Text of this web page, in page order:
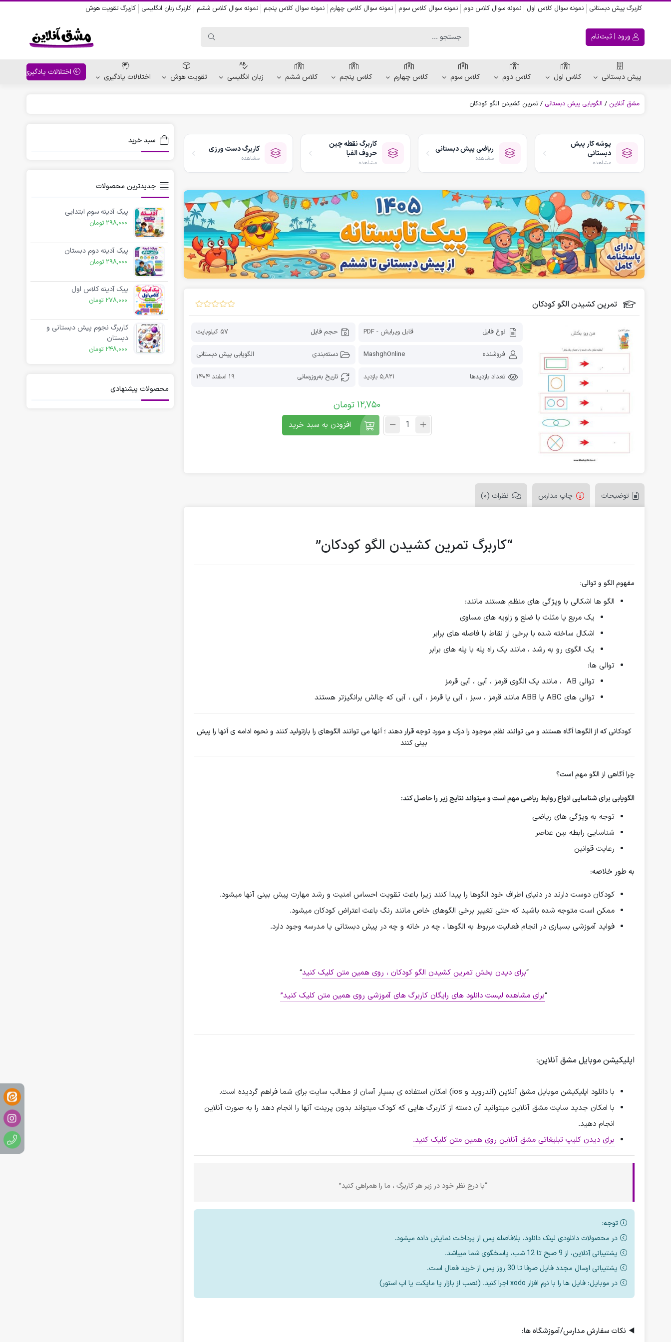
کاربرگ پیش دبستانی نمونه سوال کلاس اول نمونه سوال کلاس دوم نمونه سوال کلاس سوم نمونه سوال کلاس چهارم نمونه سوال کلاس پنجم نمونه سوال کلاس ششم کاربرگ زبان انگلیسی کاربرگ تقویت هوش
ورود | ثبت‌نام
پیش دبستانی
کاربرگ تقارن ، قرینه
الگویابی پیش دبستانی
کاربرگ نقاشی و رنگ آمیزی
کاربرگ پیش از نوشتن
کاربرگ نقطه چین حروف الفبا
کاربرگ نقاشی نشانه ها
کاربرگ مناسبت ها
پکیج های پیش دبستانی
کتاب پیش دبستانی
فلش کارت آموزشی
دانلود رایگان کاربرگ پیش دبستانی
کاربرگ هفتگی پیش دبستانی
کلاس اول کلاس دوم کلاس سوم کلاس چهارم کلاس پنجم کلاس ششم زبان انگلیسی تقویت هوش اختلالات یادگیری اختلالات یادگیری
مشق آنلاین / الگویابی پیش دبستانی /تمرین کشیدن الگو کودکان
پوشه کار پیش
دبستانی
مشاهده
ریاضی پیش دبستانی
مشاهده
کاربرگ نقطه چین
حروف الفبا
مشاهده
کاربرگ دست ورزی
مشاهده
تمرین کشیدن الگو کودکان
نوع فایل قابل ویرایش - PDF حجم فایل 57 کیلوبایت
فروشنده MashghOnline دسته‌بندی الگویابی پیش دبستانی
تعداد بازدیدها 5,821 بازدید تاریخ به‌روز‌رسانی 19 اسفند 1404
12,750 تومان
افزودن به سبد خرید
توضیحات چاپ مدارس نظرات (0)
“کاربرگ تمرین کشیدن الگو کودکان”
مفهوم الگو و توالی:
الگو ها اشکالی با ویژگی های منظم هستند مانند:
یک مربع یا مثلث با ضلع و زاویه های مساوی
اشکال ساخته شده با برخی از نقاط با فاصله های برابر
یک الگوی رو به رشد ، مانند یک راه پله با پله های برابر
توالی ها:
توالی AB ، مانند یک الگوی قرمز ، آبی ، آبی قرمز
توالی های ABC یا ABB مانند قرمز ، سبز ، آبی یا قرمز ، آبی ، آبی که چالش برانگیزتر هستند
کودکانی که از الگوها آگاه هستند و می توانند نظم موجود را درک و مورد توجه قرار دهند ؛ آنها می توانند الگوهای را بازتولید کنند و نحوه ادامه ی آنها را پیش
بینی کنند
چرا آگاهی از الگو مهم است؟
الگویابی برای شناسایی انواع روابط ریاضی مهم است و میتواند نتایج زیر را حاصل کند:
توجه به ویژگی های ریاضی
شناسایی رابطه بین عناصر
رعایت قوانین
به طور خلاصه:
کودکان دوست دارند در دنیای اطراف خود الگوها را پیدا کنند زیرا باعث تقویت احساس امنیت و رشد مهارت پیش بینی آنها میشود.
ممکن است متوجه شده باشید که حتی تغییر برخی الگوهای خاص مانند رنگ باعث اعتراض کودکان میشود.
فواید آموزشی بسیاری در انجام فعالیت مربوط به الگوها ، چه در خانه و چه در پیش دبستانی یا مدرسه وجود دارد.
“برای دیدن بخش تمرین کشیدن الگو کودکان ، روی همین متن کلیک کنید“
“برای مشاهده لیست دانلود های رایگان کاربرگ های آموزشی روی همین متن کلیک کنید”
اپلیکیشن موبایل مشق آنلاین:
با دانلود اپلیکیشن موبایل مشق آنلاین (اندروید و ios) امکان استفاده ی بسیار آسان از مطالب سایت برای شما فراهم گردیده است.
با امکان جدید سایت مشق آنلاین میتوانید آن دسته از کاربرگ هایی که کودک میتواند بدون پرینت آنها را انجام دهد را به صورت آنلاین
انجام دهید.
برای دیدن کلیپ تبلیغاتی مشق آنلاین روی همین متن کلیک کنید.
“با درج نظر خود در زیر هر کاربرگ ، ما را همراهی کنید”
توجه:
در محصولات دانلودی لینک دانلود، بلافاصله پس از پرداخت نمایش داده میشود.
پشتیبانی آنلاین، از 9 صبح تا 12 شب، پاسخگوی شما میباشد.
پشتیبانی ارسال مجدد فایل صرفا تا 30 روز پس از خرید فعال است.
در موبایل: فایل ها را با نرم افزار xodo اجرا کنید. (نصب از بازار یا مایکت یا اپ استور)
◀️ نکات سفارش مدارس/آموزشگاه ها:
سبد خرید
جدیدترین محصولات
پیک آدینه سوم ابتدایی
298,000 تومان
پیک آدینه دوم دبستان
298,000 تومان
پیک آدینه کلاس اول
278,000 تومان
کاربرگ نجوم پیش دبستانی و
دبستان
248,000 تومان
محصولات پیشنهادی